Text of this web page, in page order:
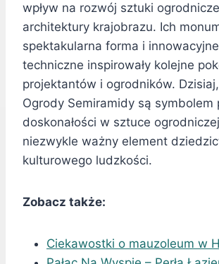
wpływ na rozwój sztuki
architektury krajobrazu. Ich
spektakularna forma i
techniczne inspirowały kolejne
projektantów i ogrodników.
Ogrody Semiramidy są symbolem
doskonałości w sztuce
niezwykle ważny element
kulturowego ludzkości.
Zobacz także:
Ciekawostki o mauzoleum w